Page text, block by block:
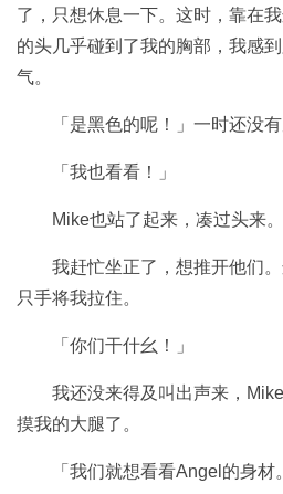
了，只想休息一下。这时，靠在
的头几乎碰到了我的胸部，我感
气。
「是黑色的呢！」一时还没有
「我也看看！」
Mike也站了起来，凑过头来。
我赶忙坐正了，想推开他们
只手将我拉住。
「你们干什幺！」
我还没来得及叫出声来，
摸我的大腿了。
「我们就想看看Angel的身材